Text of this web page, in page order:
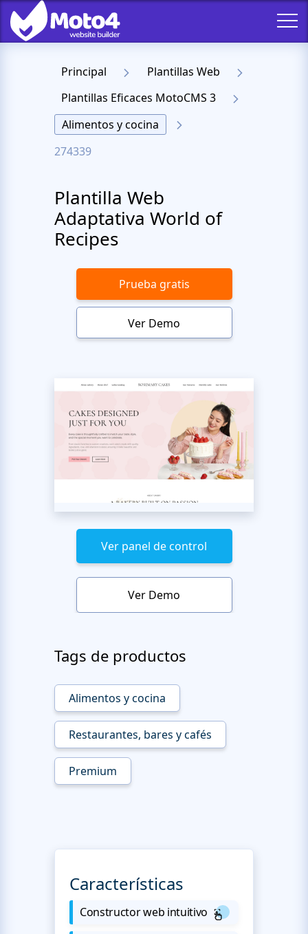
Principal
Plantillas Web
Plantillas Eficaces MotoCMS 3
Alimentos y cocina
274339
Plantilla Web
Adaptativa World of
Recipes
Prueba gratis
Ver Demo
Ver panel de control
Ver Demo
Tags de productos
Alimentos y cocina
Restaurantes, bares y cafés
Premium
Características
Constructor web intuitivo